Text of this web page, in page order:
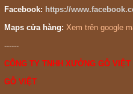
Facebook: https://
Maps cửa hàng: Xem trên google
------
CÔNG TY TNHH XƯỞNG GỖ
GỖ VIỆT